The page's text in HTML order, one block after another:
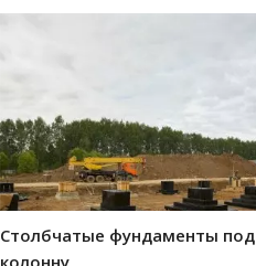
Столбчатые фундаменты под
колонну